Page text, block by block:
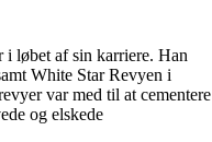
i løbet af sin karriere. Han
White Star Revyen i
var med til at cementere
og elskede